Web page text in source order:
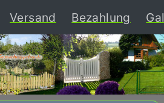
(current)
Versand Bezahlung